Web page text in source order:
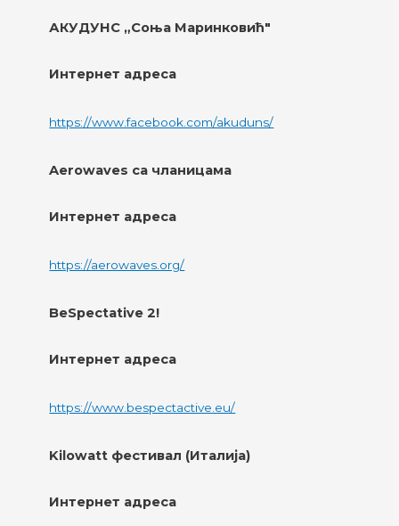
АКУДУНС „Соња Маринковић"
Интернет адреса
https://www.facebook.com/akuduns/
Aerowaves са чланицама
Интернет адреса
https://aerowaves.org/
BeSpectative 2!
Интернет адреса
https://www.bespectactive.eu/
Kilowatt фестивал (Италија)
Интернет адреса